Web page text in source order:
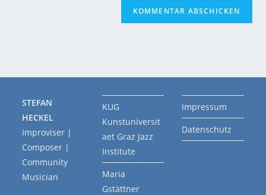
STEFAN
HECKEL
Improviser |
Composer |
Community
Musician
KUG
Kunstuniversit
aet Graz Jazz
Institute
Maria
Gstättner
Impressum
Datenschutz